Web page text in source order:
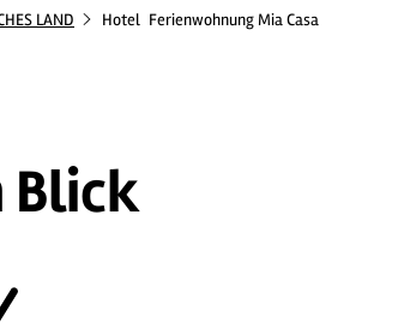
LAND Hotel Ferienwohnung Mia Casa
Blick